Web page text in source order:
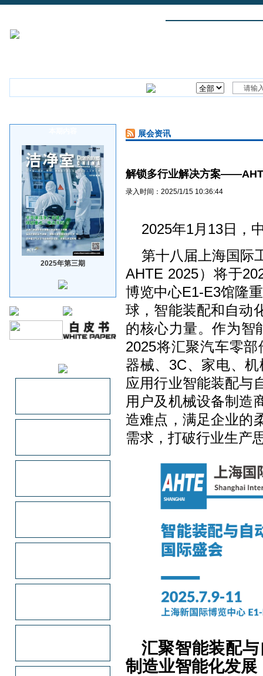
2025年第三期
展会资讯
解锁多行业解决方案
录入时间：2025/1/15 10:36:44
2025年1月13日
第十八届上海国际
AHTE 2025）将于
博览中心E1-E3馆隆
球，智能装配和自动
的核心力量。作为智
2025将汇聚汽车零
器械、3C、家电、
应用行业智能装配与
用户及机械设备制造
造难点，满足企业的
需求，打破行业生产
汇聚智能装配
制造业智能化发展